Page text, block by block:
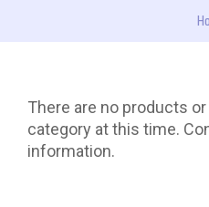
There are no products
category at this time.
information.